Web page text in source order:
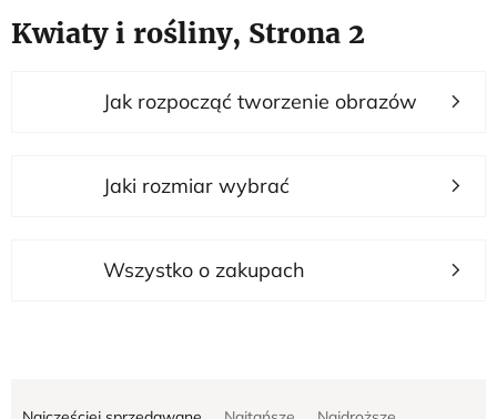
Kwiaty i rośliny, Strona 2
Jak rozpocząć tworzenie obrazów
Jaki rozmiar wybrać
Wszystko o zakupach